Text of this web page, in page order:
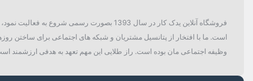
فروشگاه آنلاین یدک کار در سال 1393
است. ما با افتخار از پتانسیل مشتریان و شبکه های اجتماعی برای ساختن
وظیفه اجتماعی مان بوده است. راز طلایی این مهم تعهد به هدفی ارزشمند